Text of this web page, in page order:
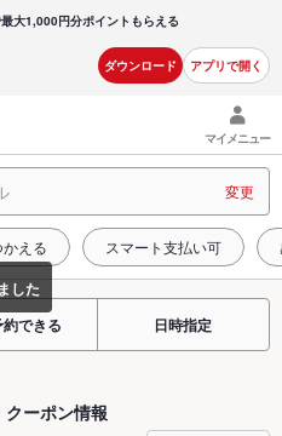
大1,000円分ポイントもらえる
ダウンロード アプリで開く
マイメニュー
変更
える スマート支払い可
できる 日時指定
ーポン情報